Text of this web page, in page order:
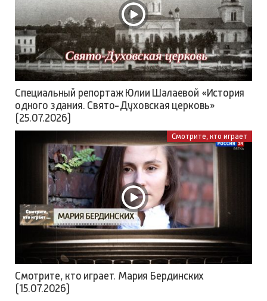
Специальный репортаж Юлии Шалаевой «История
одного здания. Свято-Духовская церковь»
(25.07.2026)
Смотрите, кто играет
Смотрите, кто играет. Мария Бердинских
(15.07.2026)